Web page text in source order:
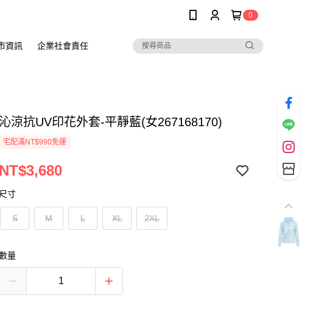
0
資訊 企業社會責任
沁涼抗UV印花外套-平靜藍(女267168170)
宅配滿NT$990免運
NT$3,680
尺寸
S M L XL 2XL
量